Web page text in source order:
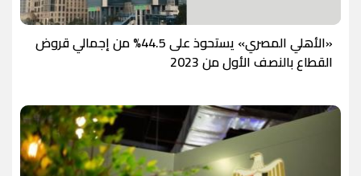
«الأهلي المصري» يستحوذ على 44.5% من إجمالي قروض
القطاع بالنصف الأول من 2023